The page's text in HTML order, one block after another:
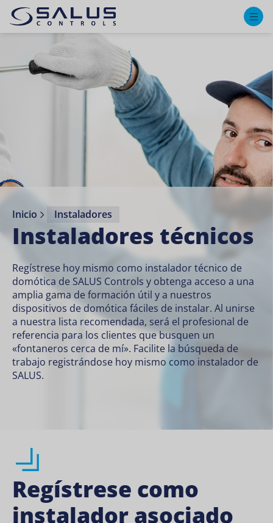
Inicio Instaladores
Instaladores técnicos
Regístrese hoy mismo como instalador técnico de
domótica de SALUS Controls y obtenga acceso a una
amplia gama de formación útil y a nuestros
dispositivos de domótica fáciles de instalar. Al unirse
a nuestra lista recomendada, será el profesional de
referencia para los clientes que busquen un
«fontaneros cerca de mí». Facilite la búsqueda de
trabajo registrándose hoy mismo como instalador de
SALUS.
Regístrese como
instalador asociado